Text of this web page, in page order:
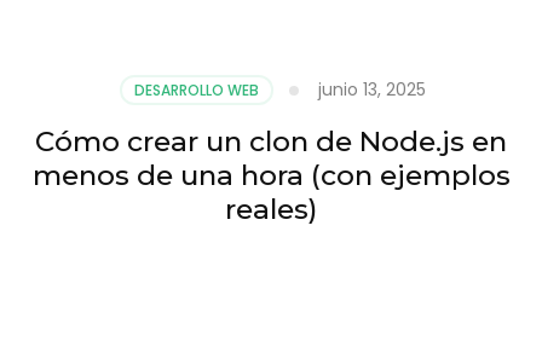
DESARROLLO WEB junio 13, 2025
Cómo crear un clon de Node.js en
menos de una hora (con ejemplos
reales)